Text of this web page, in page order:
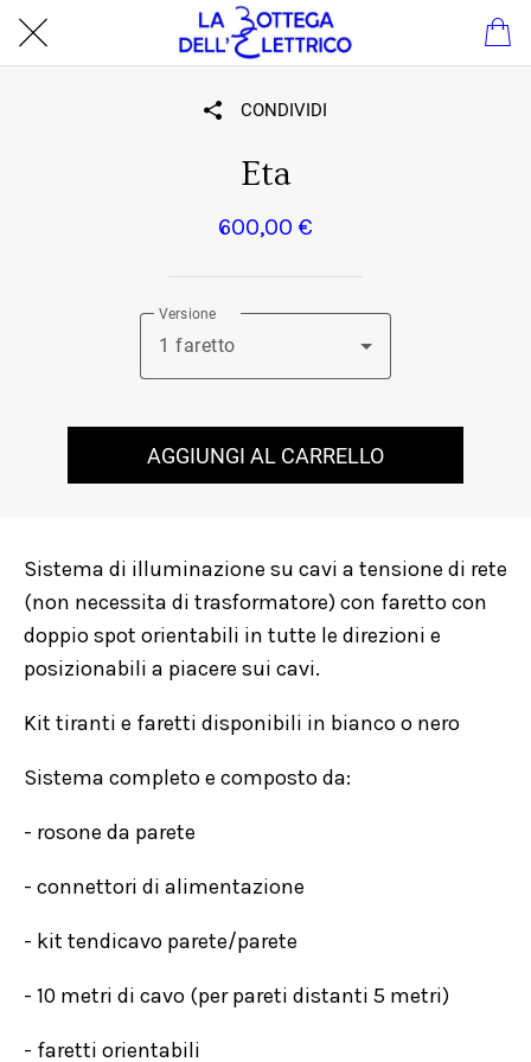
CONDIVIDI
Eta
600,00 €
Versione
1 faretto
AGGIUNGI AL CARRELLO
Sistema di illuminazione su cavi a tensione di rete
(non necessita di trasformatore) con faretto con
doppio spot orientabili in tutte le direzioni e
posizionabili a piacere sui cavi.
Kit tiranti e faretti disponibili in bianco o nero
Sistema completo e composto da:
- rosone da parete
- connettori di alimentazione
- kit tendicavo parete/parete
- 10 metri di cavo (per pareti distanti 5 metri)
- faretti orientabili